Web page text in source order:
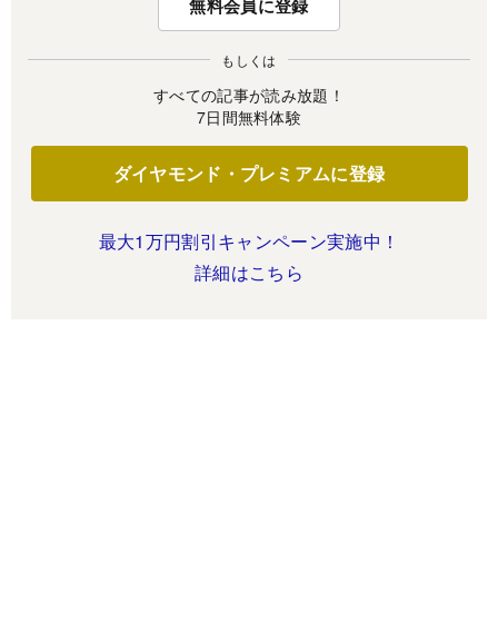
無料会員に登録
もしくは
すべての記事が読み放題！
7日間無料体験
ダイヤモンド・プレミアムに登録
最大1万円割引キャンペーン実施中！
詳細はこちら